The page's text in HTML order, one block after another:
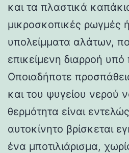
και τα πλαστικά
μικροσκοπικές ρωγμές
υπολείμματα αλάτων,
επικείμενη διαρροή υπό
Οποιαδήποτε
και του ψυγείου νερού
θερμότητα είναι
αυτοκίνητο βρίσκεται
ένα μποτιλιάρισμα,